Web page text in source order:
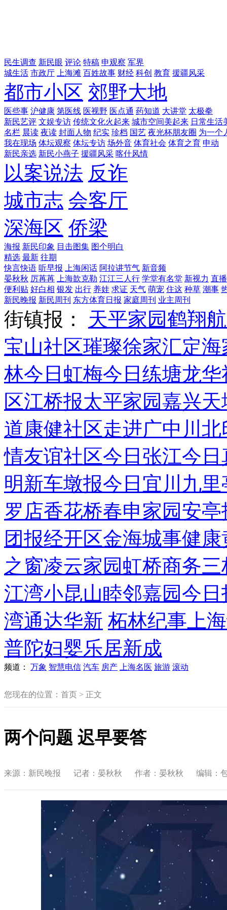
民生调查 新民眼 评论 特稿 申观察 军界
城生活 市政厅 上海滩 百姓故事 财经 科创 教育 援疆风采
都市小区 郊野大地
医些事 沪健康 第医线 医视野 医点通 药知道 大讲堂 太极拳
新民艺评 文娱专访 传统文化火起来 城市空间美起来 日常生活
名栏 晨读 夜读 封面人物 纪实 珍档 国艺 夜光杯朋友圈 为一个
我在现场 体坛观察 体坛专访 场外音 体育社会 体育之育 申动
新民亲选 新民小燕子 援疆风采 喀什风情
以案说法 反诈
城市志 会客厅
深海区 侨梁
海报 新民印象 目击图集 图个明白
精选 最新 往期
快言快语 听早报 上海闲话 阿拉讲节气 新音频
晏秋秋 厉苒苒 上海歆克勒 江江三人行 学堂有名堂 新视力 直播
便利贴 好白相 银发 出行 养娃 求证 天气 萌宠 住这 种草 潮事
新民晚报 新民周刊 东方体育日报 家庭周刊 业主周刊
街镇报： 天平家园鹤翔
宝山社区璀璨徐家汇定
林今日虹梅今日练塘龙华
区江桥报太平家园嘉兴天
道康健社区走进广中 川
情友谊社区今日张江今日
明新车墩报今日宜川 九里
罗店香花桥春申家园安亭
团报经开区金海城事健康
之窗凌云家园虹桥商务三
江湾小昆山睦邻嘉园今日
湾通达华新 柘林纪事 上
普陀妇婴乐居新成
频道： 万象 智慧电信 汽车 房产 上海名医 旅游 滚动
您现在的位置：首页 > 正文
两个问题 迟早要答
来源：新民晚报 记者：晏秋秋 作者：晏秋秋 编辑：